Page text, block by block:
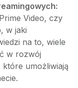
Video, czy
w jaki
na to, wiele
w rozwój
umożliwiają